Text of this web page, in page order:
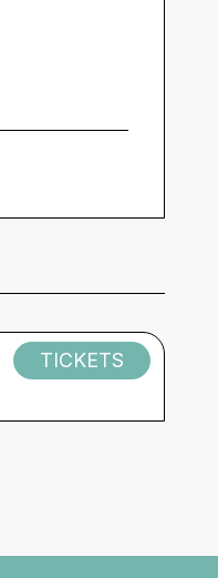
TICKETS